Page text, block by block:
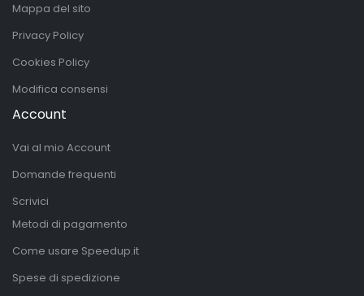
Mappa del sito
Privacy Policy
Cookies Policy
Modifica consensi
Account
Vai al mio Account
Domande frequenti
Scrivici
Metodi di pagamento
Come usare Speedup.it
Spese di spedizione